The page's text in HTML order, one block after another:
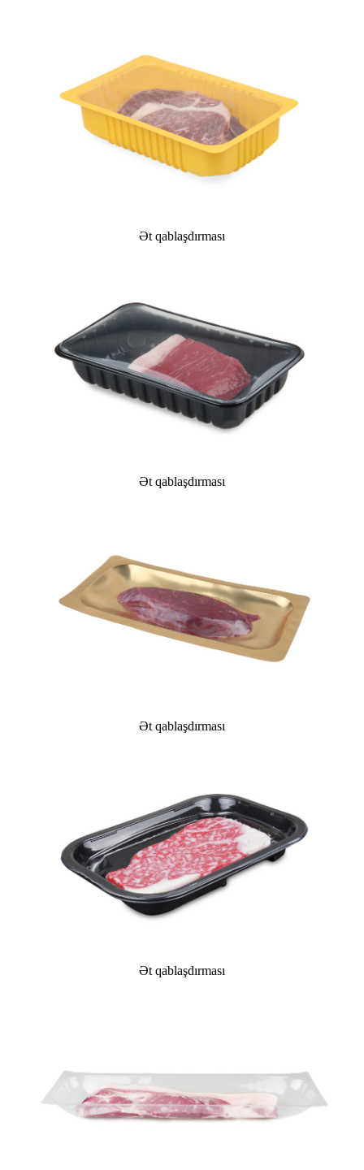
Ət qablaşdırması
Ət qablaşdırması
Ət qablaşdırması
Ət qablaşdırması